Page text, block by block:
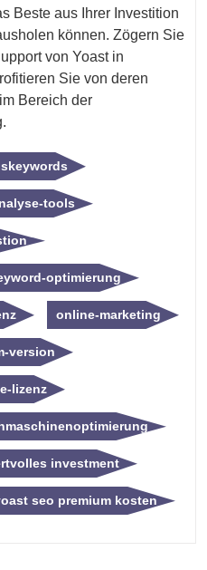
Beste aus Ihrer Investition
können. Zögern Sie
von Yoast in
Sie von deren
Bereich der
tools
optimierung
online-marketing
version
lizenz
investment
seo premium kosten